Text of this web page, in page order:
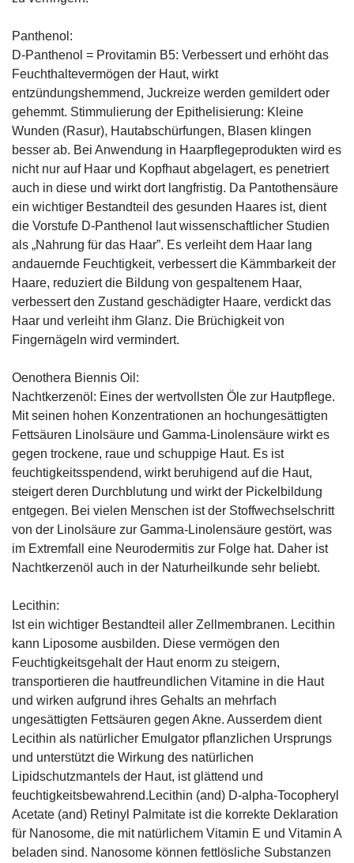
Panthenol:
D-Panthenol = Provitamin B5: Verbessert und erhöht das
Feuchthaltevermögen der Haut, wirkt
entzündungshemmend, Juckreize werden gemildert oder
gehemmt. Stimmulierung der Epithelisierung: Kleine
Wunden (Rasur), Hautabschürfungen, Blasen klingen
besser ab. Bei Anwendung in Haarpflegeprodukten wird es
nicht nur auf Haar und Kopfhaut abgelagert, es penetriert
auch in diese und wirkt dort langfristig. Da Pantothensäure
ein wichtiger Bestandteil des gesunden Haares ist, dient
die Vorstufe D-Panthenol laut wissenschaftlicher Studien
als „Nahrung für das Haar”. Es verleiht dem Haar lang
andauernde Feuchtigkeit, verbessert die Kämmbarkeit der
Haare, reduziert die Bildung von gespaltenem Haar,
verbessert den Zustand geschädigter Haare, verdickt das
Haar und verleiht ihm Glanz. Die Brüchigkeit von
Fingernägeln wird vermindert.
Oenothera Biennis Oil:
Nachtkerzenöl: Eines der wertvollsten Öle zur Hautpflege.
Mit seinen hohen Konzentrationen an hochungesättigten
Fettsäuren Linolsäure und Gamma-Linolensäure wirkt es
gegen trockene, raue und schuppige Haut. Es ist
feuchtigkeitsspendend, wirkt beruhigend auf die Haut,
steigert deren Durchblutung und wirkt der Pickelbildung
entgegen. Bei vielen Menschen ist der Stoffwechselschritt
von der Linolsäure zur Gamma-Linolensäure gestört, was
im Extremfall eine Neurodermitis zur Folge hat. Daher ist
Nachtkerzenöl auch in der Naturheilkunde sehr beliebt.
Lecithin:
Ist ein wichtiger Bestandteil aller Zellmembranen. Lecithin
kann Liposome ausbilden. Diese vermögen den
Feuchtigkeitsgehalt der Haut enorm zu steigern,
transportieren die hautfreundlichen Vitamine in die Haut
und wirken aufgrund ihres Gehalts an mehrfach
ungesättigten Fettsäuren gegen Akne. Ausserdem dient
Lecithin als natürlicher Emulgator pflanzlichen Ursprungs
und unterstützt die Wirkung des natürlichen
Lipidschutzmantels der Haut, ist glättend und
feuchtigkeitsbewahrend.Lecithin (and) D-alpha-Tocopheryl
Acetate (and) Retinyl Palmitate ist die korrekte Deklaration
für Nanosome, die mit natürlichem Vitamin E und Vitamin A
beladen sind. Nanosome können fettlösliche Substanzen